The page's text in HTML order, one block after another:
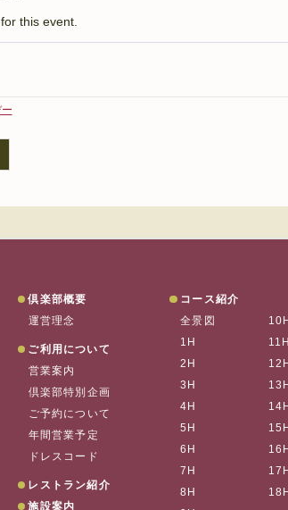
this event.
垂水ゴルフ
お
会員ページ
倶楽部概要
運営理念
ご利用について
営業案内
倶楽部特別企画
ご予約について
年間営業予定
ドレスコード
レストラン紹介
施設案内
コース紹介
全景図
1H
2H
3H
4H
5H
6H
7H
8H
10H
11H
12H
13H
14H
15H
16H
17H
18H